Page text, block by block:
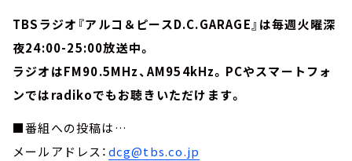
TBSラジオ『アルコ＆ピースD.C.GARAGE』は毎週火曜深
夜24:00-25:00放送中。
ラジオはFM90.5MHz、AM954kHz。PCやスマートフォ
ンではradikoでもお聴きいただけます。
■番組への投稿は…
メールアドレス：dcg@tbs.co.jp